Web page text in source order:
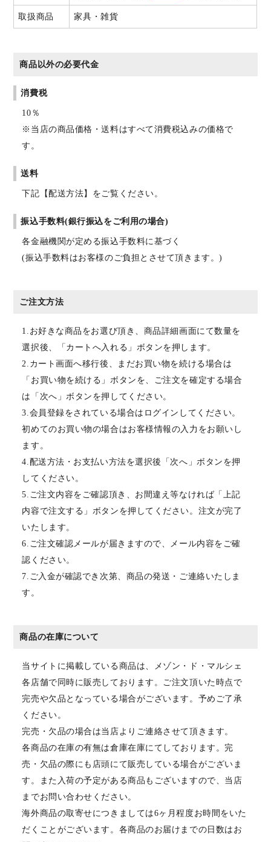
取扱商品 家具・雑貨
商品以外の必要代金
消費税
10％
※当店の商品価格・送料はすべて消費税込みの価格で
す。
送料
下記【配送方法】をご覧ください。
振込手数料(銀行振込をご利用の場合)
各金融機関が定める振込手数料に基づく
(振込手数料はお客様のご負担とさせて頂きます。)
ご注文方法
1.お好きな商品をお選び頂き、商品詳細画面にて数量を
選択後、「カートへ入れる」ボタンを押します。
2.カート画面へ移行後、まだお買い物を続ける場合は
「お買い物を続ける」ボタンを、ご注文を確定する場合
は「次へ」ボタンを押してください。
3.会員登録をされている場合はログインしてください。
初めてのお買い物の場合はお客様情報の入力をお願いし
ます。
4.配送方法・お支払い方法を選択後「次へ」ボタンを押
してください。
5.ご注文内容をご確認頂き、お間違え等なければ「上記
内容で注文する」ボタンを押してください。注文が完了
いたします。
6.ご注文確認メールが届きますので、メール内容をご確
認ください。
7.ご入金が確認でき次第、商品の発送・ご連絡いたしま
す。
商品の在庫について
当サイトに掲載している商品は、メゾン・ド・マルシェ
各店舗で同時に販売しております。ご注文頂いた時点で
完売や欠品となっている場合がございます。予めご了承
ください。
完売・欠品の場合は当店よりご連絡させて頂きます。
各商品の在庫の有無は倉庫在庫にてしております。完
売・欠品の際にも店頭にて販売している場合がございま
す。また入荷の予定がある商品もございますので、当店
までお問い合わせください。
海外商品の取寄せにつきましては6ヶ月程度お時間をいた
だくことがございます。各商品のお届けまでの日数はお